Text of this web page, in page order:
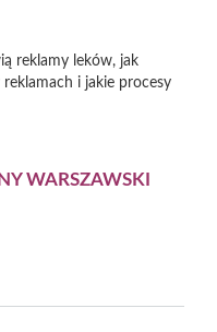
reklamy leków, jak
i jakie procesy
WARSZAWSKI